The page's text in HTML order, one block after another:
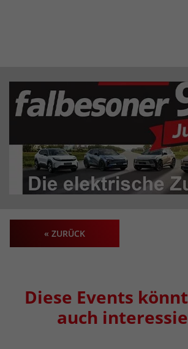
« ZURÜCK
Diese Events
auch